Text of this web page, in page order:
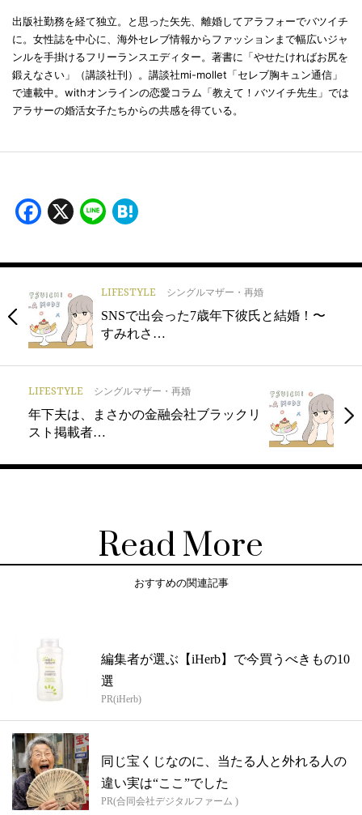
出版社勤務を経て独立。と思った矢先、離婚してアラフォーでバツイチ
に。女性誌を中心に、海外セレブ情報からファッションまで幅広いジャ
ンルを手掛けるフリーランスエディター。著書に「やせたければお尻を
鍛えなさい」（講談社刊）。講談社mi-mollet「セレブ胸キュン通信」
で連載中。withオンラインの恋愛コラム「教えて！バツイチ先生」では
アラサーの婚活女子たちからの共感を得ている。
Facebook
X Line
LIFESTYLE シングルマザー・再婚
SNSで出会った7歳年下彼氏と結婚！〜
すみれさ…
LIFESTYLE シングルマザー・再婚
年下夫は、まさかの金融会社ブラックリ
スト掲載者…
Read More
おすすめの関連記事
編集者が選ぶ【iHerb】で今買うべきもの10
選
PR(iHerb)
同じ宝くじなのに、当たる人と外れる人の
違い実は“ここ”でした
PR(合同会社デジタルファーム )